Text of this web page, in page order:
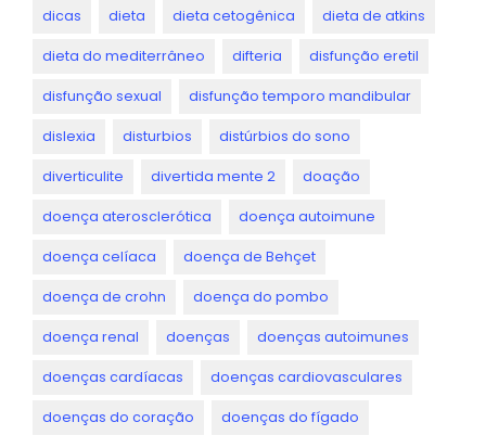
dicas dieta dieta cetogênica dieta de atkins
dieta do mediterrâneo difteria disfunção eretil
disfunção sexual disfunção temporo mandibular
dislexia disturbios distúrbios do sono
diverticulite divertida mente 2 doação
doença aterosclerótica doença autoimune
doença celíaca doença de Behçet
doença de crohn doença do pombo
doença renal doenças doenças autoimunes
doenças cardíacas doenças cardiovasculares
doenças do coração doenças do fígado